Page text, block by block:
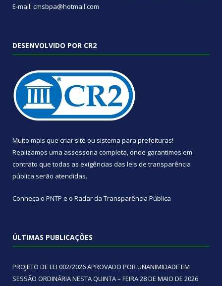
E-mail: cmsbpa@hotmail.com
DESENVOLVIDO POR CR2
Muito mais que criar site ou sistema para prefeituras!
Realizamos uma assessoria completa, onde garantimos em
contrato que todas as exigências das leis de transparência
pública serão atendidas.
Conheça o PNTP e o Radar da Transparência Pública
ÚLTIMAS PUBLICAÇÕES
PROJETO DE LEI 002/2026 APROVADO POR UNANIMIDADE EM
SESSÃO ORDINÁRIA NESTA QUINTA – FEIRA 28 DE MAIO DE 2026